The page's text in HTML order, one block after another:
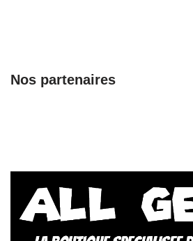
Nos partenaires